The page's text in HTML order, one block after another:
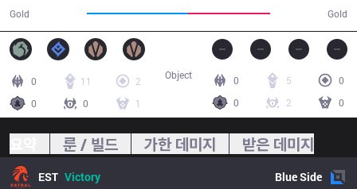
Gold Gold
0 11
2
0
0 1
0 5
0
0
2 0
Object
룬 / 빌드 가한 데미지 받은 데미지
EST Victory BlueSide